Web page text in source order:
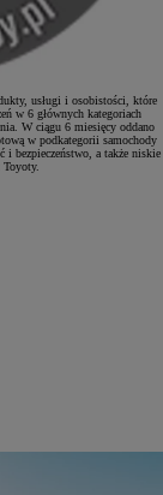
usługi i osobistości, które
w 6 głównych kategoriach
W ciągu 6 miesięcy oddano
w podkategorii samochody
i bezpieczeństwo, a także niskie
Toyoty.